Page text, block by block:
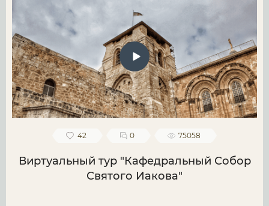
42 0 75058
Виртуальный тур "Кафедральный Собор
Святого Иакова"